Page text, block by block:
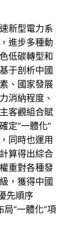
新型電力系
進步多種動
低碳轉型和
于剖析中國
、國家發展
消納程度、
客觀組合賦
定“一體化”
同時也運用
算得出綜合
重對各種發
，獲得中國
先順序
局“一體化”項